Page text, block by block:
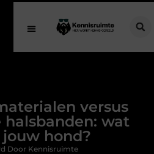
een goed doel: waarom geven
versus
wat
hond?
Door Kennisruimte